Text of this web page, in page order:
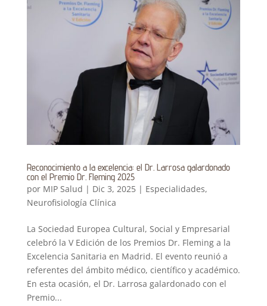
Reconocimiento a la excelencia: el Dr. Larrosa galardonado
con el Premio Dr. Fleming 2025
por MIP Salud | Dic 3, 2025| Especialidades,
Neurofisiología Clínica
La Sociedad Europea Cultural, Social y Empresarial
celebró la V Edición de los Premios Dr. Fleming a la
Excelencia Sanitaria en Madrid. El evento reunió a
referentes del ámbito médico, científico y académico.
En esta ocasión, el Dr. Larrosa galardonado con el
Premio...